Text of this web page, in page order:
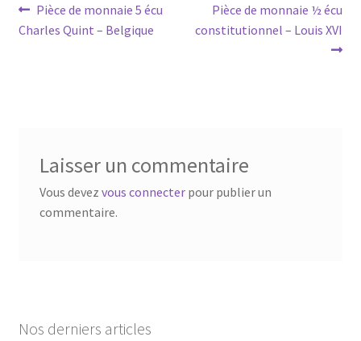
Pièce de monnaie 5 écu
Charles Quint – Belgique
Pièce de monnaie ½ écu
constitutionnel – Louis XVI
Laisser un commentaire
Vous devez vous connecterpour publier un
commentaire.
Nos derniers articles